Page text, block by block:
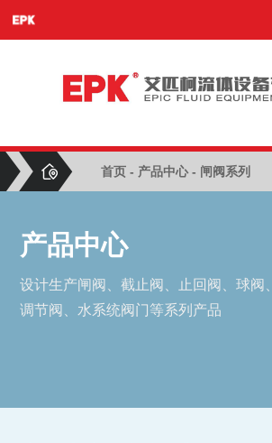
首页 - 产品中心- 闸阀系列
产品中心
设计生产闸阀、截止阀、止回阀、球阀
调节阀、水系统阀门等系列产品